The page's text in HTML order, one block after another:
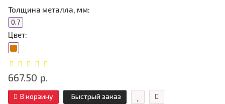
Толщина металла, мм:
0.7
Цвет:
667.50 р.
В корзину Быстрый заказ